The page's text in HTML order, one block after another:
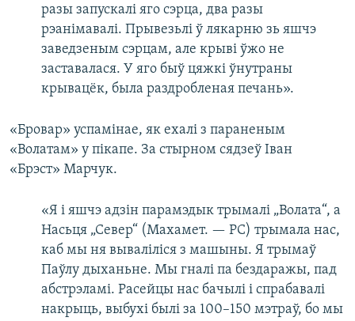
разы запускалі яго сэрца, два разы
рэанімавалі. Прывезьлі ў лякарню зь яшчэ
заведзеным сэрцам, але крыві ўжо не
заставалася. У яго быў цяжкі ўнутраны
крывацёк, была раздробленая печань».
«Бровар» успамінае, як ехалі з параненым
«Волатам» у пікапе. За стырном сядзеў Іван
«Брэст» Марчук.
«Я і яшчэ адзін парамэдык трымалі „Волата“, а
Насьця „Север“ (Махамет. — РС) трымала нас,
каб мы ня вываліліся з машыны. Я трымаў
Паўлу дыханьне. Мы гналі па бездаражы, пад
абстрэламі. Расейцы нас бачылі і спрабавалі
накрыць, выбухі былі за 100–150 мэтраў, бо мы